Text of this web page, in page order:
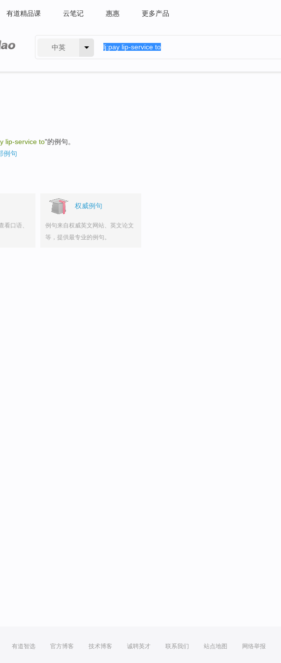
有道精品课 云笔记 惠惠 更多产品
中英
lip-service to"的例句。
例句
看口语、
权威例句
例句来自权威英文网站、英文论文
等，提供最专业的例句。
有道智选 官方博客 技术博客 诚聘英才 联系我们 站点地图 网络举报